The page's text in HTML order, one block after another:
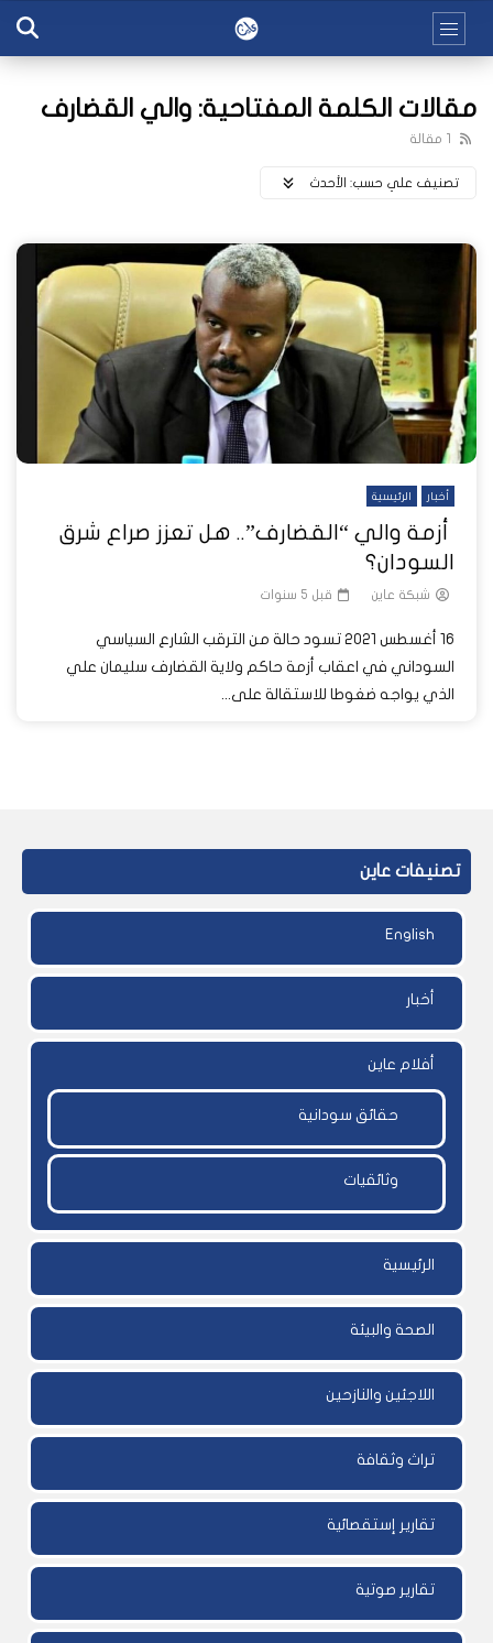
مقالات الكلمة المفتاحية: والي القضارف
1 مقالة
تصنيف علي حسب: اﻷحدث
أخبار الرئيسية
أزمة والي “القضارف”.. هل تعزز صراع شرق
السودان؟
شبكة عاين قبل 5 سنوات
16 أغسطس 2021 تسود حالة من الترقب الشارع السياسي
السوداني في اعقاب أزمة حاكم ولاية القضارف سليمان علي
الذي يواجه ضغوطا للاستقالة على...
تصنيفات عاين
English
أخبار
أفلام عاين
حقائق سودانية
وثائقيات
الرئيسية
الصحة والبيئة
اللاجئين والنازحين
تراث وثقافة
تقارير إستقصائية
تقارير صوتية